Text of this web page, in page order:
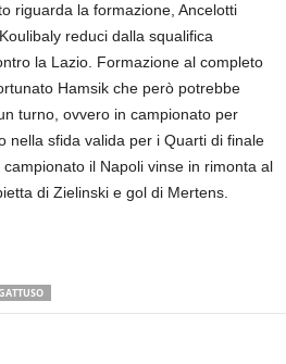
riguarda la formazione, Ancelotti
reduci dalla squalifica
la Lazio. Formazione al completo
Hamsik che però potrebbe
turno, ovvero in campionato per
nella sfida valida per i Quarti di finale
campionato il Napoli vinse in rimonta al
di Zielinski e gol di Mertens.